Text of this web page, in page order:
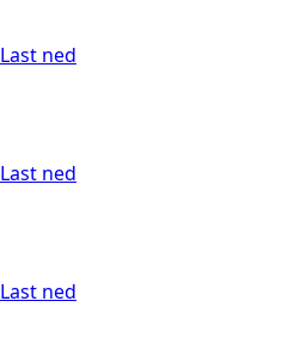
Last ned
Last ned
Last ned